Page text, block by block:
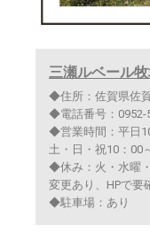
三瀬ルベール
◆住所：佐賀県佐
◆電話番号：0952-
◆営業時間：平日
土・日・祝10：00
◆休み：火・水曜
変更あり、HPで
◆駐車場：あり